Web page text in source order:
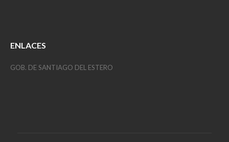
ENLACES
GOB. DE SANTIAGO DEL ESTERO